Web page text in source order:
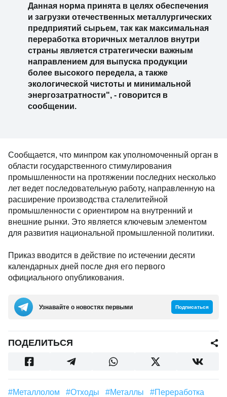
Данная норма принята в целях обеспечения
и загрузки отечественных металлургических
предприятий сырьем, так как максимальная
переработка вторичных металлов внутри
страны является стратегически важным
направлением для выпуска продукции
более высокого передела, а также
экологической чистоты и минимальной
энергозатратности", - говорится в
сообщении.
Сообщается, что минпром как уполномоченный орган в
области государственного стимулирования
промышленности на протяжении последних несколько
лет ведет последовательную работу, направленную на
расширение производства сталелитейной
промышленности с ориентиром на внутренний и
внешние рынки. Это является ключевым элементом
для развития национальной промышленной политики.
Приказ вводится в действие по истечении десяти
календарных дней после дня его первого
официального опубликования.
Узнавайте о новостях первыми Подписаться
ПОДЕЛИТЬСЯ
#Металлолом #отходы #металлы #переработка